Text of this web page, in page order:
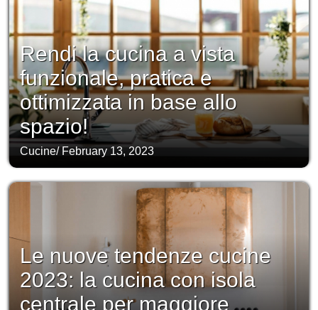
Rendi la cucina a vista
funzionale, pratica e
ottimizzata in base allo
spazio!
Cucine/ February 13, 2023
Le nuove tendenze cucine
2023: la cucina con isola
centrale per maggiore